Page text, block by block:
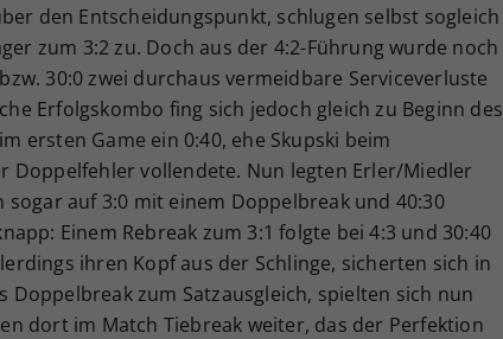
den Entscheidungspunkt, schlugen selbst sogleich
zum 3:2 zu. Doch aus der 4:2-Führung wurde noch
30:0 zwei durchaus vermeidbare Serviceverluste
Erfolgskombo fing sich jedoch gleich zu Beginn des
ersten Game ein 0:40, ehe Skupski beim
Doppelfehler vollendete. Nun legten Erler/Miedler
auf 3:0 mit einem Doppelbreak und 40:30
Einem Rebreak zum 3:1 folgte bei 4:3 und 30:40
ihren Kopf aus der Schlinge, sicherten sich in
Doppelbreak zum Satzausgleich, spielten sich nun
dort im Match Tiebreak weiter, das der Perfektion